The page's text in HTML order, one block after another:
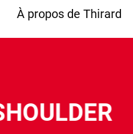
À propos de Thirard